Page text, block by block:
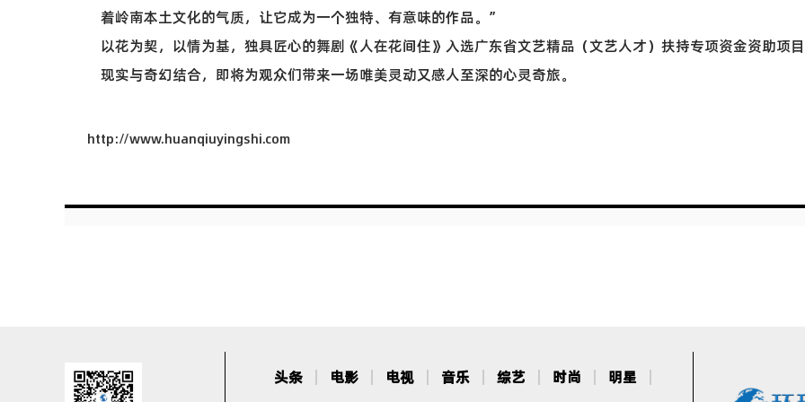
着岭南本土文化的气质，让它成为一个独特、有意味的作品。”
以花为契，以情为基，独具匠心的舞剧《人在花间住》入选广东省文艺精品（文艺人才）扶持专项资金资助项
现实与奇幻结合，即将为观众们带来一场唯美灵动又感人至深的心灵奇旅。
http://www.huanqiuyingshi.com
头条 电影 电视 音乐 综艺 时尚 明星